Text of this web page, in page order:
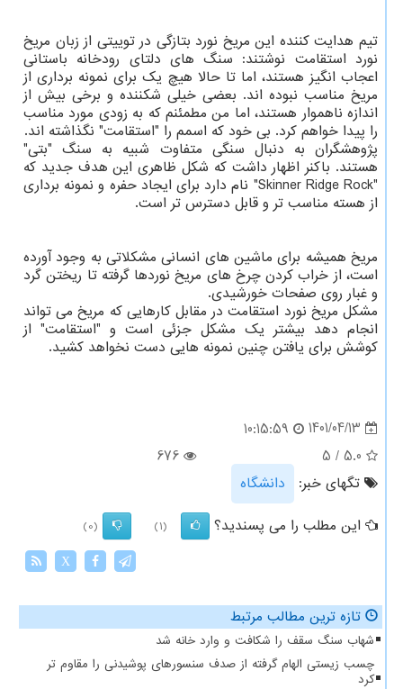
تیم هدایت کننده این مریخ نورد بتازگی در توییتی از زبان مریخ
نورد استقامت نوشتند: سنگ های دلتای رودخانه باستانی
اعجاب انگیز هستند، اما تا حالا هیچ یک برای نمونه برداری از
مریخ مناسب نبوده اند. بعضی خیلی شکننده و برخی بیش از
اندازه ناهموار هستند، اما من مطمئنم که به زودی مورد مناسب
را پیدا خواهم کرد. بی خود که اسمم را "استقامت" نگذاشته اند.
پژوهشگران به دنبال سنگی متفاوت شبیه به سنگ "بتی"
هستند. باکنر اظهار داشت که شکل ظاهری این هدف جدید که
"Skinner Ridge Rock" نام دارد برای ایجاد حفره و نمونه برداری
از هسته مناسب تر و قابل دسترس تر است.
مریخ همیشه برای ماشین های انسانی مشکلاتی به وجود آورده
است، از خراب کردن چرخ های مریخ نوردها گرفته تا ریختن گرد
و غبار روی صفحات خورشیدی.
مشکل مریخ نورد استقامت در مقابل کارهایی که مریخ می تواند
انجام دهد بیشتر یک مشکل جزئی است و "استقامت" از
کوشش برای یافتن چنین نمونه هایی دست نخواهد کشید.
1401/04/13
10:15:59
5.0
/
5
676
تگهای خبر:
دانشگاه
این مطلب را می پسندید؟
(1)
(0)
X
تازه ترین مطالب مرتبط
شهاب سنگ سقف را شکافت و وارد خانه شد
چسب زیستی الهام گرفته از صدف سنسورهای پوشیدنی را مقاوم تر
کرد